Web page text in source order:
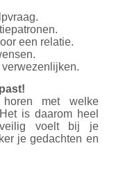
een relatie.
met welke
is daarom heel
voelt bij je
je gedachten en